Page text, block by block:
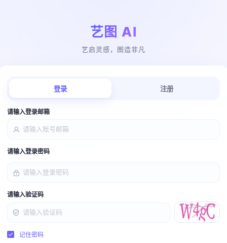
艺图 AI
艺启灵感，图造非凡
登录 注册
请输入登录邮箱
请输入登录密码
请输入验证码
记住密码